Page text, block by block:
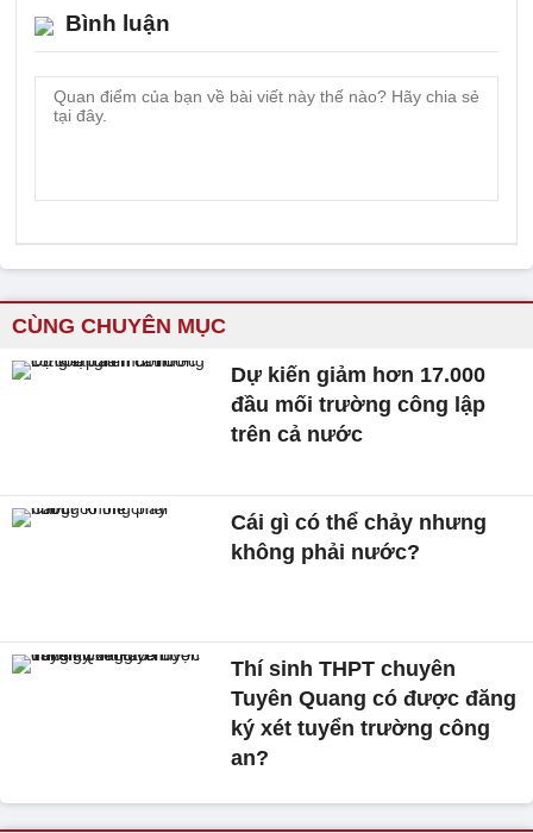
Bình luận
CÙNG CHUYÊN MỤC
Dự kiến giảm hơn 17.000
đầu mối trường công lập
trên cả nước
Cái gì có thể chảy nhưng
không phải nước?
Thí sinh THPT chuyên
Tuyên Quang có được đăng
ký xét tuyển trường công
an?